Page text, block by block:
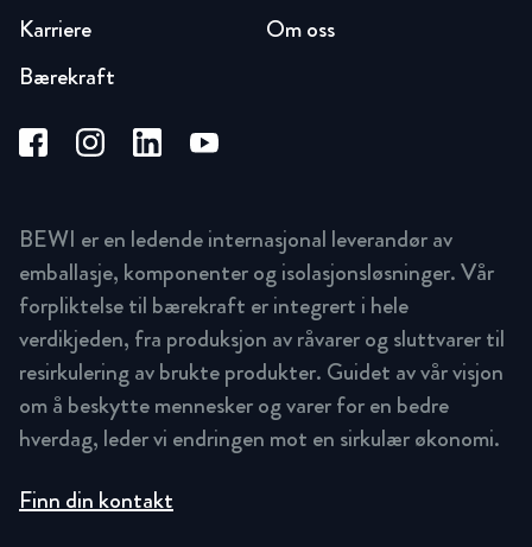
Karriere
Bærekraft
Om oss
BEWI er en ledende internasjonal leverandør av
emballasje, komponenter og isolasjonsløsninger. Vår
forpliktelse til bærekraft er integrert i hele
verdikjeden, fra produksjon av råvarer og sluttvarer til
resirkulering av brukte produkter. Guidet av vår visjon
om å beskytte mennesker og varer for en bedre
hverdag, leder vi endringen mot en sirkulær økonomi.
Finn din kontakt